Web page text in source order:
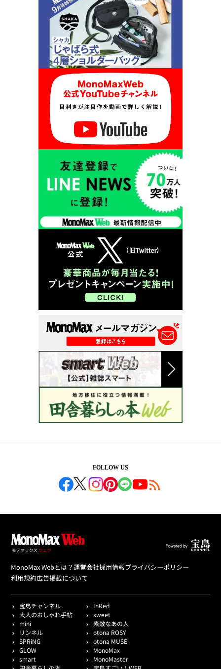
FOLLOW US
MonoMax Webとは？運営会社採用情報プライバシーポリシー
利用規約広告掲載について
宝島チャンネル
InRed
大人のおしゃれ手帖
sweet
mini
素敵なあの人
リンネル
otona ROSY
SPRiNG
otona MUSE
GLOW
MonoMax
smart
MonoMaster